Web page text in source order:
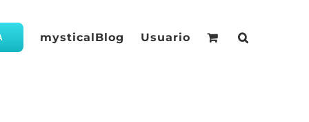
mysticalBlog Usuario